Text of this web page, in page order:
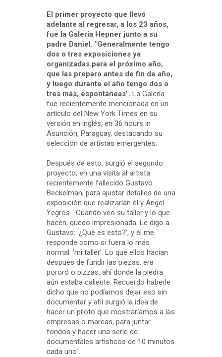
El primer proyecto que llevó
adelante al regresar, a los 23 años,
fue la Galería Hepner junto a su
padre Daniel. "Generalmente tengo
dos o tres exposiciones ya
organizadas para el próximo año,
que las preparo antes de fin de año,
y luego durante el año tengo dos o
tres más, espontáneas". La Galería
fue recientemente mencionada en un
artículo del New York Times en su
versión en inglés, en 36 hours in
Asunción, Paraguay, destacando su
selección de artistas emergentes.
Después de esto, surgió el segundo
proyecto, en una visita al artista
recientemente fallecido Gustavo
Beckelman, para ajustar detalles de una
exposición que realizarían él y Ángel
Yegros. "Cuando veo su taller y lo que
hacen, quedo impresionada. Le digo a
Gustavo: '¿Qué es esto?', y él me
responde como si fuera lo más
normal: 'mi taller'. Lo que ellos hacían
después de fundir las piezas, era
pororó o pizzas, ahí donde la piedra
aún estaba caliente. Recuerdo haberle
dicho que no podíamos dejar eso sin
documentar y ahí surgió la idea de
hacer un piloto que mostraríamos a las
empresas o marcas, para juntar
fondos y hacer una serie de
documentales artísticos de 10 minutos
cada uno".